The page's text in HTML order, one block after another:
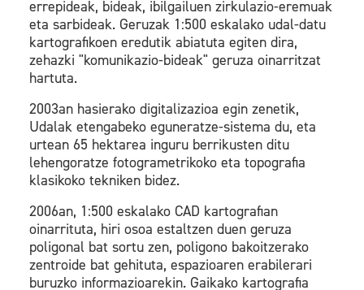
errepideak, bideak, ibilgailuen zirkulazio-eremuak
eta sarbideak. Geruzak 1:500 eskalako udal-datu
kartografikoen eredutik abiatuta egiten dira,
zehazki "komunikazio-bideak" geruza oinarritzat
hartuta.
2003an hasierako digitalizazioa egin zenetik,
Udalak etengabeko eguneratze-sistema du, eta
urtean 65 hektarea inguru berrikusten ditu
lehengoratze fotogrametrikoko eta topografia
klasikoko tekniken bidez.
2006an, 1:500 eskalako CAD kartografian
oinarrituta, hiri osoa estaltzen duen geruza
poligonal bat sortu zen, poligono bakoitzerako
zentroide bat gehituta, espazioaren erabilerari
buruzko informazioarekin. Gaikako kartografia